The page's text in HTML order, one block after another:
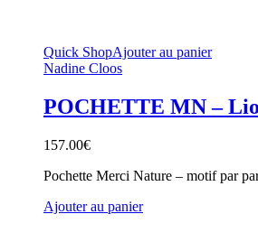
Quick ShopAjouter au panier
Nadine Cloos
POCHETTE MN –
157.00€
Pochette Merci Nature – motif par
Ajouter au panier